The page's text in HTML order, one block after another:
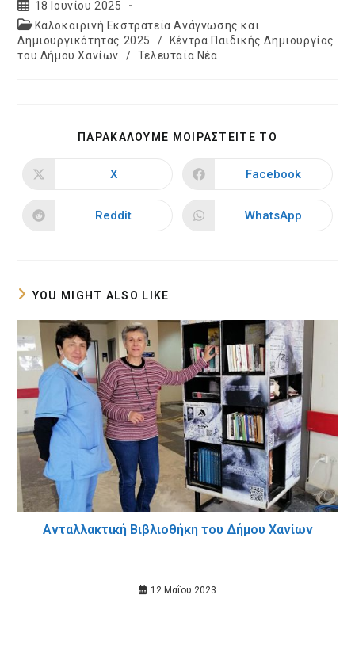
Post
published:
18 Ιουνίου 2025
Post
category:
Καλοκαιρινή Εκστρατεία Ανάγνωσης και
Δημιουργικότητας 2025
/
Κέντρα Παιδικής Δημιουργίας
του Δήμου Χανίων
/ Τελευταία Νέα
ΠΑΡΑΚΑΛΟΥΜΕ ΜΟΙΡΑΣΤΕΙΤΕ ΤΟ
CONTENT
Opens
new
window
X
Opens
new
window
Facebook
Opens
Reddit
Opens
WhatsApp
YOU MIGHT ALSO LIKE
Ανταλλακτική Βιβλιοθήκη του Δήμου Χανίων
12 Μαΐου 2023